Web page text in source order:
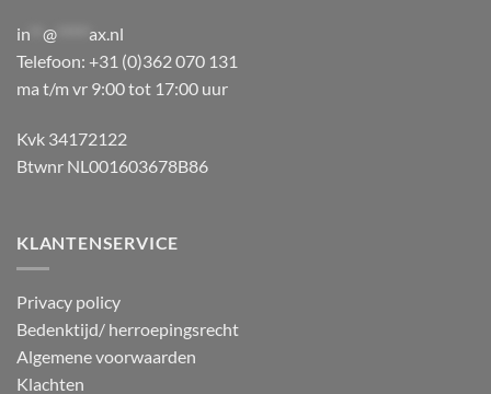
in @
ax.nl
Telefoon: +31 (0)362 070 131
ma t/m vr 9:00 tot 17:00 uur
Kvk 34172122
Btwnr NL001603678B86
KLANTENSERVICE
Privacy policy
Bedenktijd/ herroepingsrecht
Algemene voorwaarden
Klachten